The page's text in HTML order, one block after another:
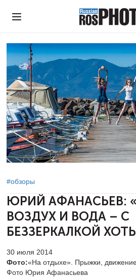
#обзоры
ЮРИЙ АФАНАСЬЕВ:
ВОЗДУХ И ВОДА – С
БЕЗЗЕРКАЛКОЙ
30 июля 2014
Фото:«На отдыхе». Прыжки,
Фото Юрия Афанасьева